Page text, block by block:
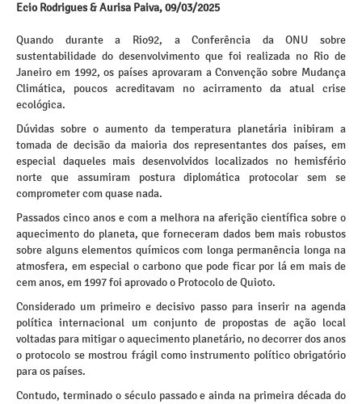
Ecio Rodrigues & Aurisa Paiva, 09/03/2025
Quando durante a Rio92, a Conferência da ONU sobre
sustentabilidade do desenvolvimento que foi realizada no Rio de
Janeiro em 1992, os países aprovaram a Convenção sobre Mudança
Climática, poucos acreditavam no acirramento da atual crise
ecológica.
Dúvidas sobre o aumento da temperatura planetária inibiram a
tomada de decisão da maioria dos representantes dos países, em
especial daqueles mais desenvolvidos localizados no hemisfério
norte que assumiram postura diplomática protocolar sem se
comprometer com quase nada.
Passados cinco anos e com a melhora na aferição científica sobre o
aquecimento do planeta, que forneceram dados bem mais robustos
sobre alguns elementos químicos com longa permanência longa na
atmosfera, em especial o carbono que pode ficar por lá em mais de
cem anos, em 1997 foi aprovado o Protocolo de Quioto.
Considerado um primeiro e decisivo passo para inserir na agenda
política internacional um conjunto de propostas de ação local
voltadas para mitigar o aquecimento planetário, no decorrer dos anos
o protocolo se mostrou frágil como instrumento político obrigatório
para os países.
Contudo, terminado o século passado e ainda na primeira década do